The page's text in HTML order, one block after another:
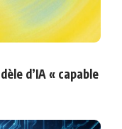
d’IA « capable